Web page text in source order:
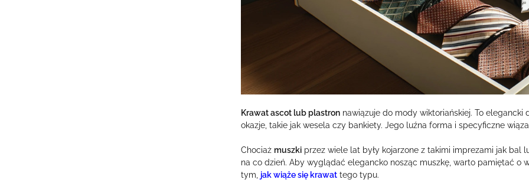
Krawat ascot lub plastronnawiązuje do mody wiktoriańskiej. To elegancki
okazje, takie jak wesela czy bankiety. Jego luźna forma i specyficzne
Chociaż muszkiprzez wiele lat były kojarzone z takimi imprezami jak bal
na co dzień. Aby wyglądać elegancko nosząc muszkę, warto pamiętać o
tym, jak wiąże się krawattego typu.